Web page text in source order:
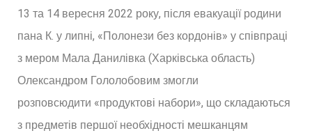
13 та 14 вересня 2022 року, після евакуації родини
пана К. у липні, «Полонези без кордонів» у співпраці
з мером Мала Данилівка (Харківська область)
Олександром Гололобовим змогли
розповсюдити «продуктові набори», що складаються
з предметів першої необхідності мешканцям